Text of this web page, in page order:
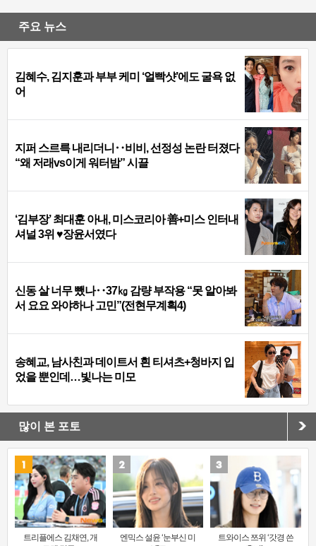
주요 뉴스
김혜수, 김지훈과 부부 케미 ‘얼빡샷’에도 굴욕 없
어
지퍼 스르륵 내리더니‥비비, 선정성 논란 터졌다
“왜 저래vs이게 워터밤” 시끌
‘김부장’ 최대훈 아내, 미스코리아 善+미스 인터내
셔널 3위 ♥장윤서였다
신동 살 너무 뺐나‥37㎏ 감량 부작용 “못 알아봐
서 요요 와야하나 고민”(전현무계획4)
송혜교, 남사친과 데이트서 흰 티셔츠+청바지 입
었을 뿐인데…빛나는 미모
많이 본 포토
트리플에스 김채연, 개
엔믹스 설윤 ‘눈부신 미
트와이스 쯔위 ‘갓경 쓴